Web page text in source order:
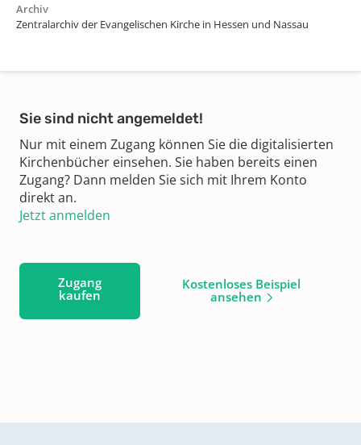
Archiv
Zentralarchiv der Evangelischen Kirche in Hessen und Nassau
Sie sind nicht angemeldet!
Nur mit einem Zugang können Sie die digitalisierten
Kirchenbücher einsehen. Sie haben bereits einen
Zugang? Dann melden Sie sich mit Ihrem Konto
direkt an.
Jetzt anmelden
Zugang
kaufen
Kostenloses Beispiel
ansehen